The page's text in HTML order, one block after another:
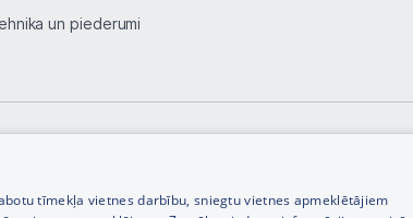
Stacionārie un bezvadu telefoni
un piederumi
tīmekļa vietnes darbību, sniegtu vietnes apmeklētājiem